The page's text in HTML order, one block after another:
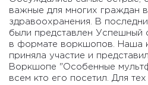
важные для многих граждан
здравоохранения. В
были представлен Успешный
в формате воркшопов. Наша
приняла участие и
Воркшопе "Особенные
всем кто его посетил. Для